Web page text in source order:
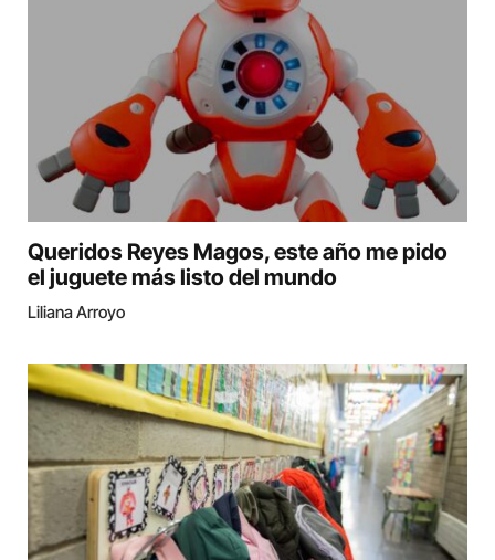
Queridos Reyes Magos, este año me pido
el juguete más listo del mundo
Liliana Arroyo